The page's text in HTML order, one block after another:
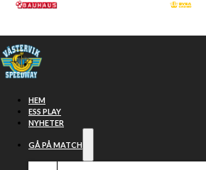
Hoppa till huvudinnehåll
HEM
ESS PLAY
NYHETER
GÅ PÅ MATCH